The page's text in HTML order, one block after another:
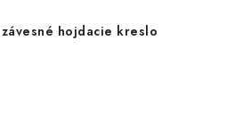
hojdacie kreslo